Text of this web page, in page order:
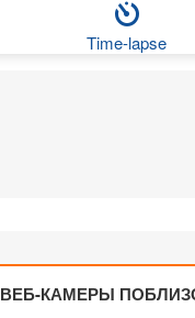
Time-lapse
ВЕБ-КАМЕРЫ